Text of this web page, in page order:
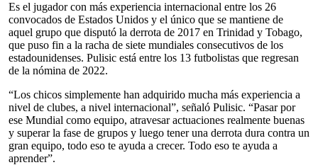
Es el jugador con más experiencia internacional entre los 26
convocados de Estados Unidos y el único que se mantiene de
aquel grupo que disputó la derrota de 2017 en Trinidad y Tobago,
que puso fin a la racha de siete mundiales consecutivos de los
estadounidenses. Pulisic está entre los 13 futbolistas que regresan
de la nómina de 2022.
“Los chicos simplemente han adquirido mucha más experiencia a
nivel de clubes, a nivel internacional”, señaló Pulisic. “Pasar por
ese Mundial como equipo, atravesar actuaciones realmente buenas
y superar la fase de grupos y luego tener una derrota dura contra un
gran equipo, todo eso te ayuda a crecer. Todo eso te ayuda a
aprender”.